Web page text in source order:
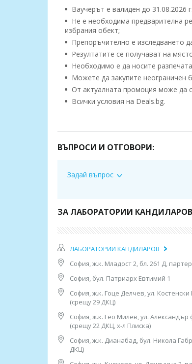
Ваучерът е валиден до 31.08.2026
Не е необходима предварителна
избрания обект;
Препоръчително е изследването
Резултатите се получават на
Необходимо е да носите
Можете да закупите неограничен
От актуалната промоция може да
Всички условия на Deals.bg.
Работно време:
МЦ “Юмедис”, ет. 2 (до кино "Одеон")
тел: 0884 221 403
Работно време:
08.00ч до 16.00ч /от понеделник до
3. София, ж.к. “Гоце Делчев”, ул.
тел: 0884 011 499
Работно време: 08.00ч до 16.00ч /от
4. София, ж.к. "Гео Милев", ул.
(срещу 22 ДКЦ, х-л Плиска),
тел: 0886 55 38 95
Работно време:
08.00ч до 16.00ч /от понеделник до
ВЪПРОСИ И ОТГОВОРИ:
Задай въпрос
ЗА ЛАБОРАТОРИИ
ЛАБОРАТОРИИ КАНДИЛАРОВ
София, ж.к. Младост 2, бл. 261 Д,
София, бул. Патриарх Евтимий 1
София, ж.к. Гоце Делчев, ул.
(срещу 29 ДКЦ)
София, ж.к. Гео Милев, ул. Александър
(срещу 22 ДКЦ, х-л Плиска)
София, ж.к. Дианабад, бул. Никола
ДКЦ)